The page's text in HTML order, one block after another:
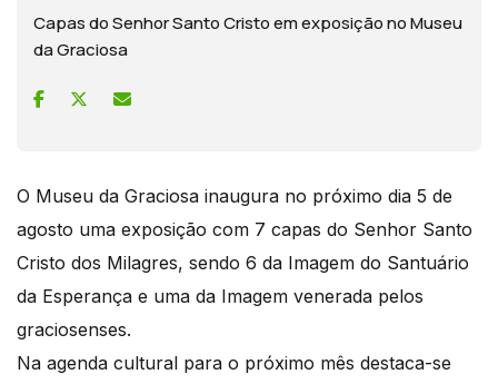
Capas do Senhor Santo Cristo em exposição no Museu
da Graciosa
O Museu da Graciosa inaugura no próximo dia 5 de
agosto uma exposição com 7 capas do Senhor Santo
Cristo dos Milagres, sendo 6 da Imagem do Santuário
da Esperança e uma da Imagem venerada pelos
graciosenses.
Na agenda cultural para o próximo mês destaca-se